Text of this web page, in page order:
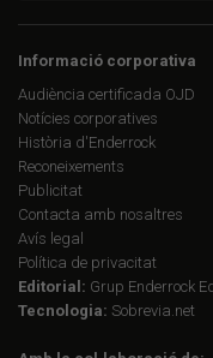
Informació corporativa
Audiència certificada OJD
Notícies corporatives
Història d'Enderrock
Reconeixements
Publicitat
Contacta amb nosaltres
Avís legal
Política de privacitat
Editorial: Grup Enderrock
Tecnologia: Sobrevia.net